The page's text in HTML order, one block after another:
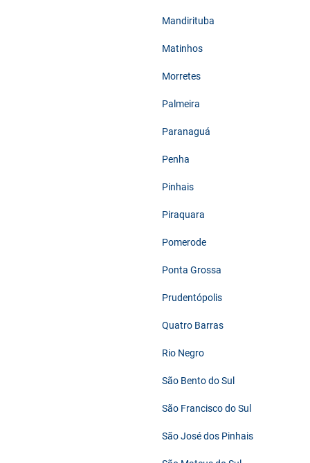
Mandirituba
Matinhos
Morretes
Palmeira
Paranaguá
Penha
Pinhais
Piraquara
Pomerode
Ponta Grossa
Prudentópolis
Quatro Barras
Rio Negro
São Bento do Sul
São Francisco do Sul
São José dos Pinhais